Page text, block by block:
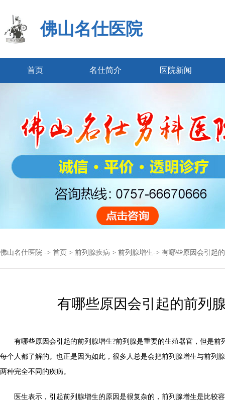
佛山名仕医院
首页 名仕简介 医院新闻
佛山名仕医院 -> 首页 > 前列腺疾病 > 前列腺增生-> 有哪些原因会引起
有哪些原因会引起的前列
有哪些原因会引起的前列腺增生?前列腺是重要的生殖器官，但是前
每个人都了解的。也正是因为如此，很多人总是会把前列腺增生与前列
两种完全不同的疾病。
医生表示，引起前列腺增生的原因是很复杂的，前列腺增生是比较